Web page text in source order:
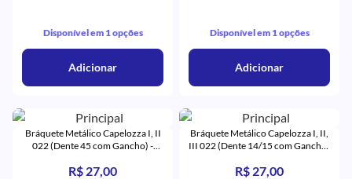
Disponível em 1 opções
Adicionar
Disponível em 1 opções
Adicionar
Bráquete Metálico Capelozza I, II
022 (Dente 45 com Gancho) -
R$ 27,00
Bráquete Metálico Capelozza I, II,
III 022 (Dente 14/15 com Gancho)
R$ 27,00